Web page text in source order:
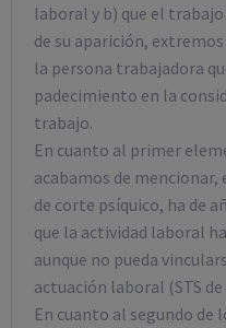
laboral y b) que el trabajo
de su aparición,
la persona trabajadora
padecimiento en la
trabajo.
En cuanto al primer
acabamos de mencionar,
de corte psíquico, ha de
que la actividad laboral
aunque no pueda
actuación laboral (STS de
En cuanto al segundo de